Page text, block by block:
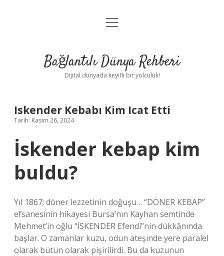
Anasayfa
Yasal Uyarı
menüyü
Bağlantılı Dünya Rehberi
Dijital dünyada keyifli bir yolculuk!
Iskender Kebabı Kim Icat Etti
Tarih: Kasım 26, 2024
İskender kebap kim
buldu?
Yıl 1867; döner lezzetinin doğuşu… “DÖNER KEBAP”
efsanesinin hikayesi Bursa’nın Kayhan semtinde
Mehmet’in oğlu “İSKENDER Efendi”nin dükkânında
başlar. O zamanlar kuzu, odun ateşinde yere paralel
olarak bütün olarak pişirilirdi. Bu da kuzunun